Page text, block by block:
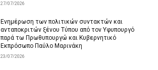
27/07/2026
Ενημέρωση των πολιτικών συντακτών και
ανταποκριτών ξένου Τύπου από τον Υφυπουργό
παρά τω Πρωθυπουργώ και Κυβερνητικό
Εκπρόσωπο Παύλο Μαρινάκη
23/07/2026